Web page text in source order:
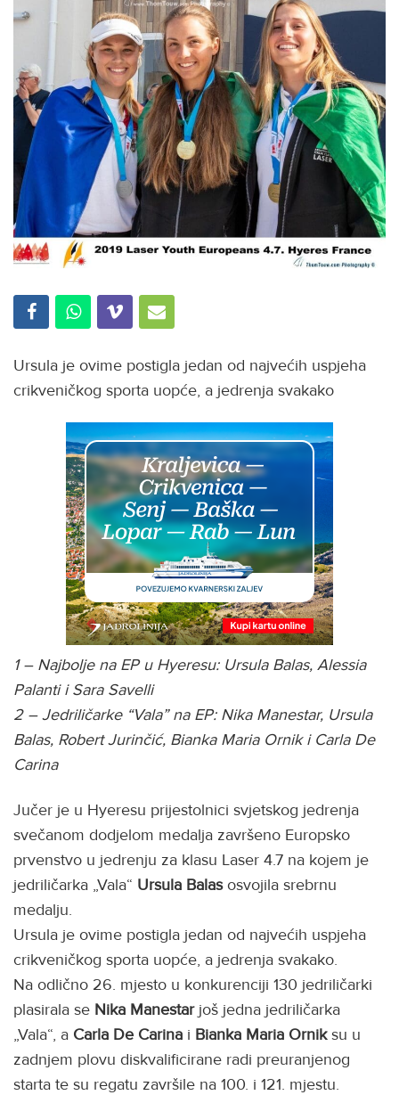
Ursula je ovime postigla jedan od najvećih uspjeha
crikveničkog sporta uopće, a jedrenja svakako
1 – Najbolje na EP u Hyeresu: Ursula Balas, Alessia
Palanti i Sara Savelli
2 – Jedriličarke “Vala” na EP: Nika Manestar, Ursula
Balas, Robert Jurinčić, Bianka Maria Ornik i Carla De
Carina
Jučer je u Hyeresu prijestolnici svjetskog jedrenja
svečanom dodjelom medalja završeno Europsko
prvenstvo u jedrenju za klasu Laser 4.7 na kojem je
jedriličarka „Vala“ Ursula Balasosvojila srebrnu
medalju.
Ursula je ovime postigla jedan od najvećih uspjeha
crikveničkog sporta uopće, a jedrenja svakako.
Na odlično 26. mjesto u konkurenciji 130 jedriličarki
plasirala se Nika Manestarjoš jedna jedriličarka
„Vala“, a Carla De Carina i Bianka Maria Orniksu u
zadnjem plovu diskvalificirane radi preuranjenog
starta te su regatu završile na 100. i 121. mjestu.